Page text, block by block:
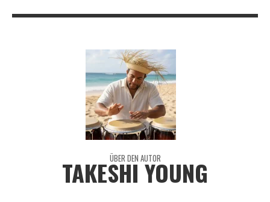
ÜBER DEN AUTOR
TAKESHI YOUNG